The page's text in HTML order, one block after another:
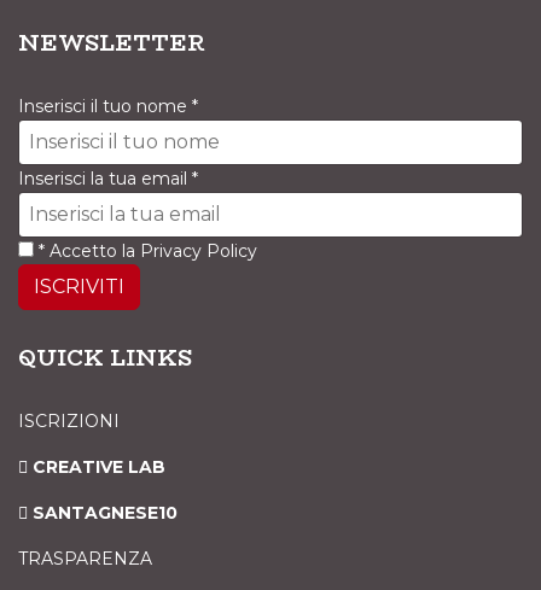
NEWSLETTER
Inserisci il tuo nome *
Inserisci la tua email *
* Accetto la Privacy Policy
ISCRIVITI
QUICK LINKS
ISCRIZIONI
CREATIVE LAB
SANTAGNESE10
TRASPARENZA